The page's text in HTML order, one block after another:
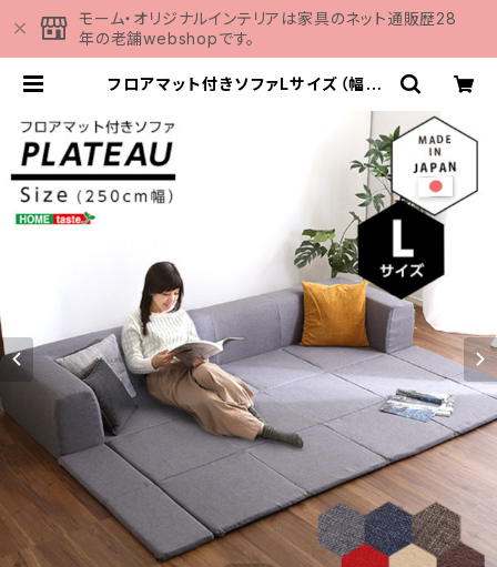
モーム・オリジナルインテリアは家具のネット通販歴28
年の老舗webshopです。
フロアマット付きソファLサイズ（幅25
プ | Plateau-プラトー- SH-07-
PLTL-SF | 家具の通販専門店 MOM